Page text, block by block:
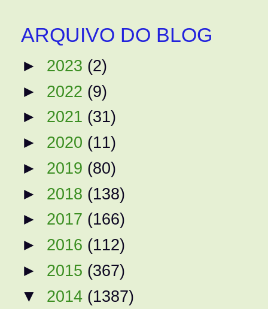
ARQUIVO DO BLOG
► 2023 (2)
► 2022 (9)
► 2021 (31)
► 2020 (11)
► 2019 (80)
► 2018 (138)
► 2017 (166)
► 2016 (112)
► 2015 (367)
▼ 2014 (1387)